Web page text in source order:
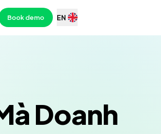
Book demo EN
Doanh